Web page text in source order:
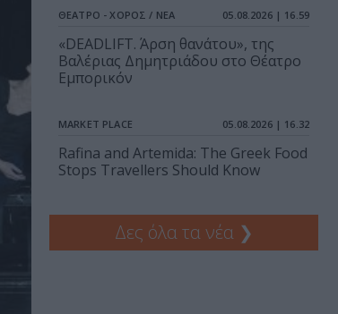
ΘΕΑΤΡΟ - ΧΟΡΟΣ / ΝΕΑ 05.08.2026 | 16.59
«DEADLIFT. Άρση θανάτου», της
Βαλέριας Δημητριάδου στο Θέατρο
Εμπορικόν
MARKET PLACE 05.08.2026 | 16.32
Rafina and Artemida: The Greek Food
Stops Travellers Should Know
Δες όλα τα νέα ❯